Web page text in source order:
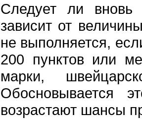
Следует ли вновь
зависит от
не выполняется,
200 пунктов или
маpки,
Обосновывается
возpастают шансы